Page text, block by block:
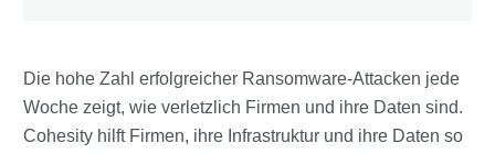
Die hohe Zahl erfolgreicher Ransomware-Attacken jede
Woche zeigt, wie verletzlich Firmen und ihre Daten sind.
Cohesity hilft Firmen, ihre Infrastruktur und ihre Daten so